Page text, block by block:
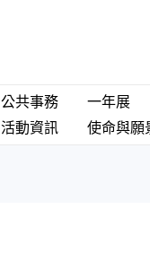
公共事務 一年展
活動資訊 使命與願